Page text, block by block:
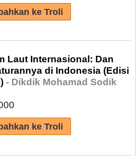
Laut Internasional: Dan
di Indonesia (Edisi
- Dikdik Mohamad Sodik